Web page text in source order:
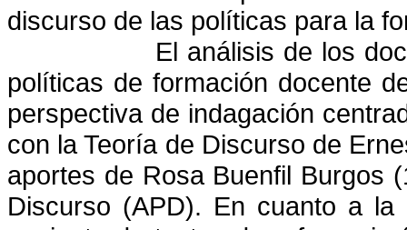
discurso de las políticas para la
El análisis de los
políticas de formación docente
perspectiva de indagación
con la Teoría de Discurso de
aportes de Rosa Buenfil Burgos
Discurso (APD). En cuanto a